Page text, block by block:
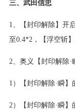
三、武田信忠
1、【封印解除】开
至0.4*2，【浮空斩
2、奥义【封印解除·
1）【封印解除·瞬】
2）【封印解除·瞬